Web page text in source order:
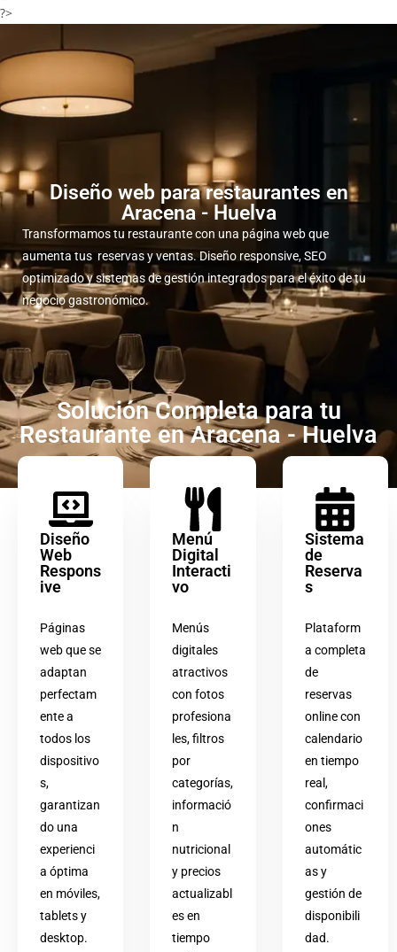
?>
Diseño web para restaurantes en
Aracena - Huelva
Transformamos tu restaurante con una página web que
aumenta tus reservas y ventas. Diseño responsive, SEO
optimizado y sistemas de gestión integrados para el éxito de tu
negocio gastronómico.
Solución Completa para tu
Restaurante en Aracena - Huelva
Diseño
Web
Respons
ive
Páginas
web que se
adaptan
perfectam
ente a
todos los
dispositivo
s,
garantizan
do una
experienci
a óptima
en móviles,
tablets y
desktop.
Menú
Digital
Interacti
vo
Menús
digitales
atractivos
con fotos
profesiona
les, filtros
por
categorías,
informació
n
nutricional
y precios
actualizabl
es en
tiempo
Sistema
de
Reserva
s
Plataform
a completa
de
reservas
online con
calendario
en tiempo
real,
confirmaci
ones
automátic
as y
gestión de
disponibili
dad.